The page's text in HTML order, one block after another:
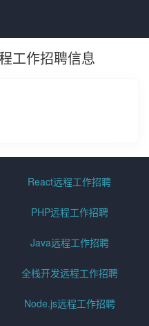
工作招聘信息
React远程工作招聘
PHP远程工作招聘
Java远程工作招聘
全栈开发远程工作招聘
Node.js远程工作招聘